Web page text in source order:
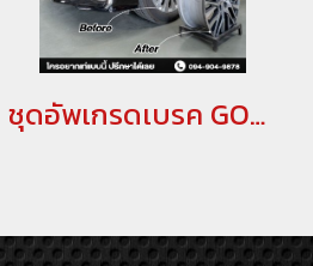
ชุดอัพเกรดเบรค GODTOWA CALIPER BREAK คาลิปเปอร์เบรก ดิสเบรค GODTOWA สำหรับรถยนต์ ALPHARD / VELLFIRE 30 รุ่นปี 2015-2022(copy)(copy)